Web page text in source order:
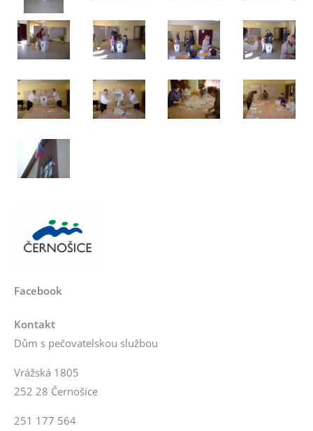
Facebook
Kontakt
Dům s pečovatelskou službou
Vrážská 1805
252 28 Černošice
251 177 564